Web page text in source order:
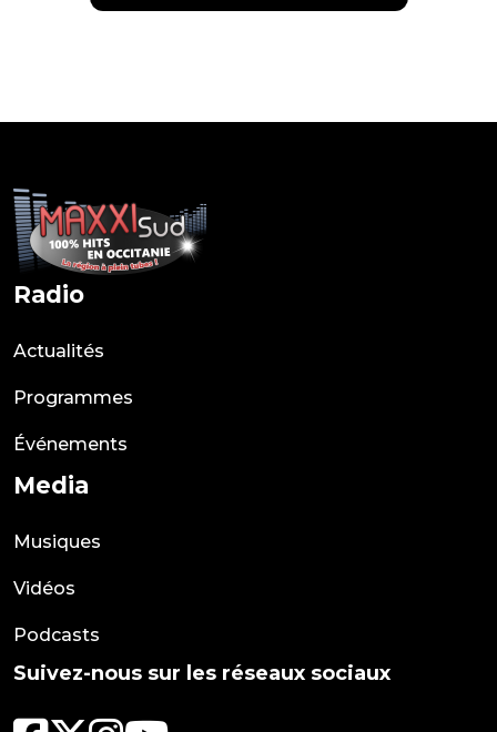
Radio
Actualités
Programmes
Événements
Media
Musiques
Vidéos
Podcasts
Suivez-nous sur les réseaux sociaux